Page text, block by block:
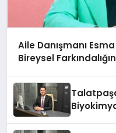
Aile Danışmanı
Bireysel